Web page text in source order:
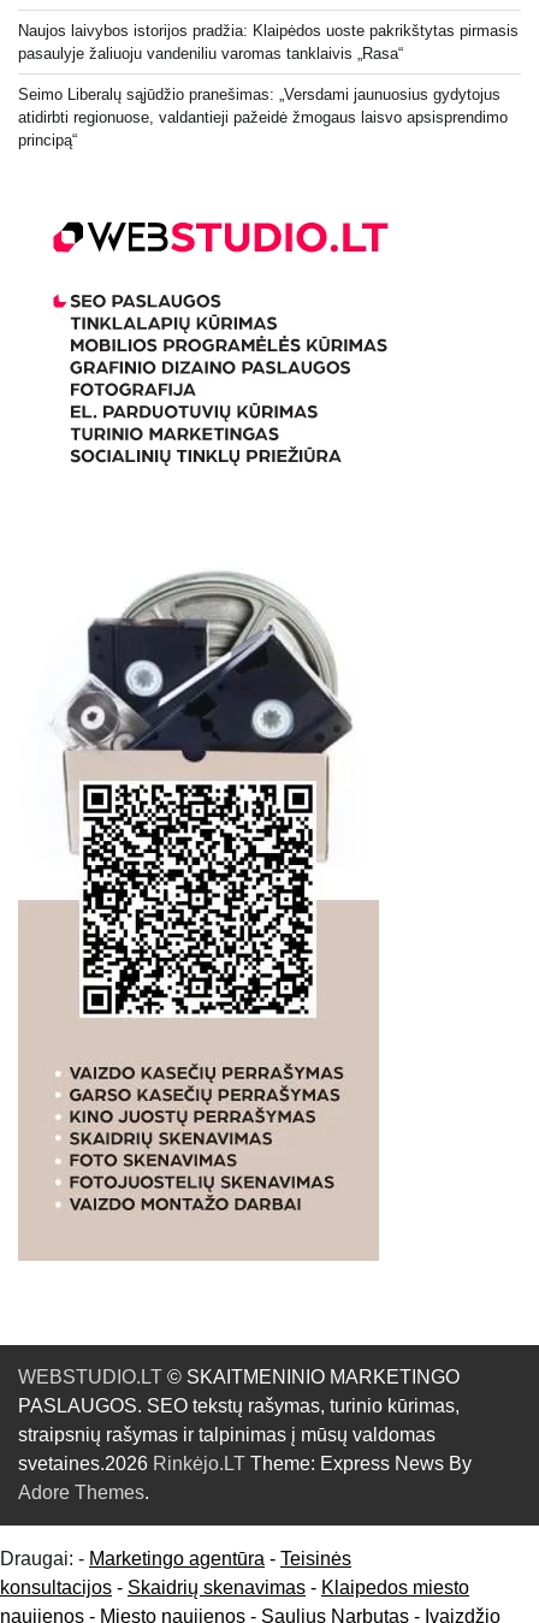
Naujos laivybos istorijos pradžia: Klaipėdos uoste pakrikštytas pirmasis
pasaulyje žaliuoju vandeniliu varomas tanklaivis „Rasa“
Seimo Liberalų sąjūdžio pranešimas: „Versdami jaunuosius gydytojus
atidirbti regionuose, valdantieji pažeidė žmogaus laisvo apsisprendimo
principą“
WEBSTUDIO.LT © SKAITMENINIO MARKETINGO
PASLAUGOS. SEO tekstų rašymas, turinio kūrimas,
straipsnių rašymas ir talpinimas į mūsų valdomas
svetaines.2026 Rinkėjo.LT Theme: Express News By
Adore Themes.
Draugai: - Marketingo agentūra - Teisinės
konsultacijos - Skaidrių skenavimas - Klaipedos miesto
naujienos - Miesto naujienos - Saulius Narbutas - Įvaizdžio